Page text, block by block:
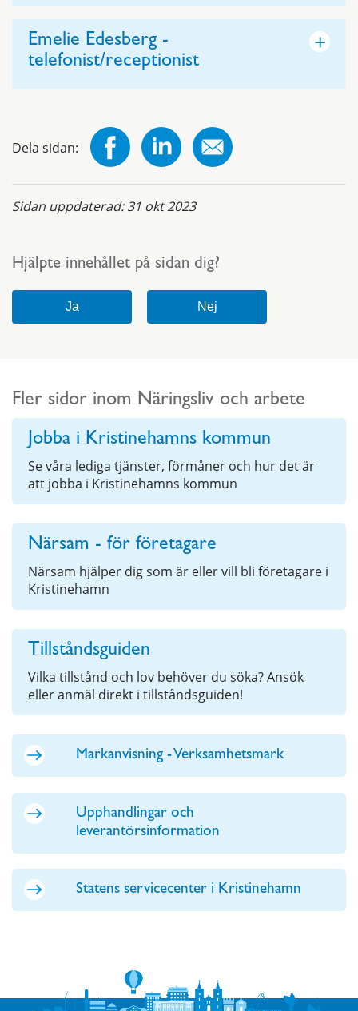
Emelie Edesberg -
telefonist/receptionist
+
Dela sidan:
Sidan uppdaterad:31 okt 2023
Hjälpte innehållet på sidan dig?
Fler sidor inom Näringsliv och arbete
Jobba i Kristinehamns kommun
Se våra lediga tjänster, förmåner och hur det är
att jobba i Kristinehamns kommun
Närsam - för företagare
Närsam hjälper dig som är eller vill bli företagare i
Kristinehamn
Tillståndsguiden
Vilka tillstånd och lov behöver du söka? Ansök
eller anmäl direkt i tillståndsguiden!
Markanvisning - Verksamhetsmark
Upphandlingar och
leverantörsinformation
Statens servicecenter i Kristinehamn